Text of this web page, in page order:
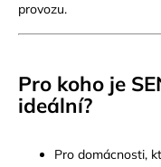
provozu.
Pro koho je
ideální?
Pro domácnosti,